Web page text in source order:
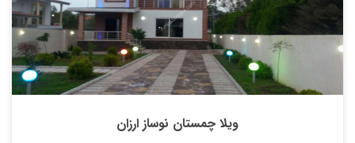
ویلا چمستان نوساز ارزان